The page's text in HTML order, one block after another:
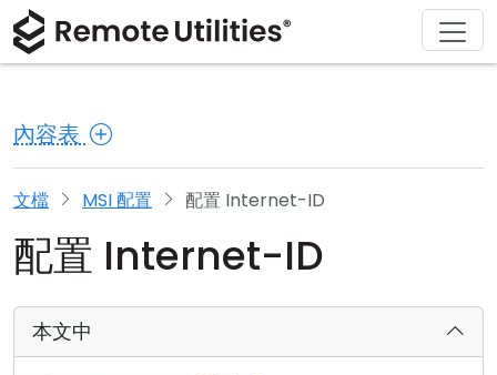
內容表
文檔 MSI 配置 配置 Internet-ID
配置 Internet-ID
本文中
產品
安全性
螢幕截圖
版本說明
連接模式
無人值守訪問
解決方案
製造與零售
醫療保健
教育與政府
資訊技術
下載
macOS
Linux
iOS/Android
購買
許可證助手
升級您的許可證
支援
文檔
知識庫
關於
新聞稿
寫評論